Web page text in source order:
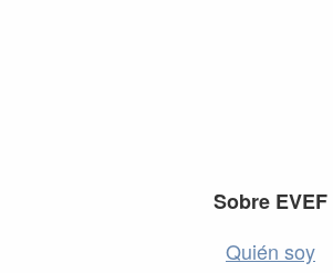
Sobre EVEF
Quién soy